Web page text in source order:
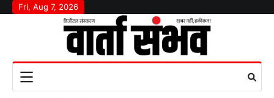
SkipFri, Aug 7, 2026